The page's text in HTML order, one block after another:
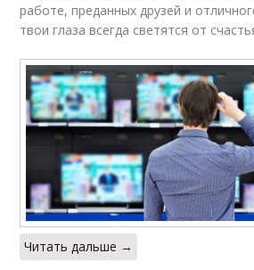
работе, преданных друзей и
твои глаза всегда светятся от
Читать дальше →